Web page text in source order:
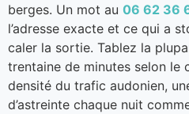
berges. Un mot au 06 62 36
l’adresse exacte et ce qui a
caler la sortie. Tablez la
trentaine de minutes selon le
densité du trafic audonien,
d’astreinte chaque nuit